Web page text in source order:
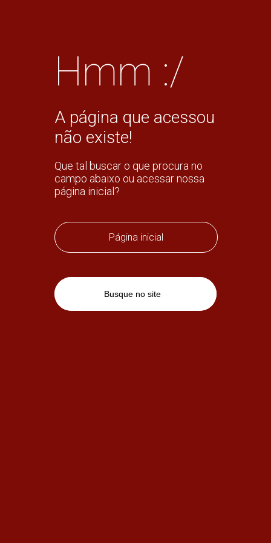
Hmm :/
A página que acessou
não existe!
Que tal buscar o que procura no
campo abaixo ou acessar nossa
página inicial?
Página inicial